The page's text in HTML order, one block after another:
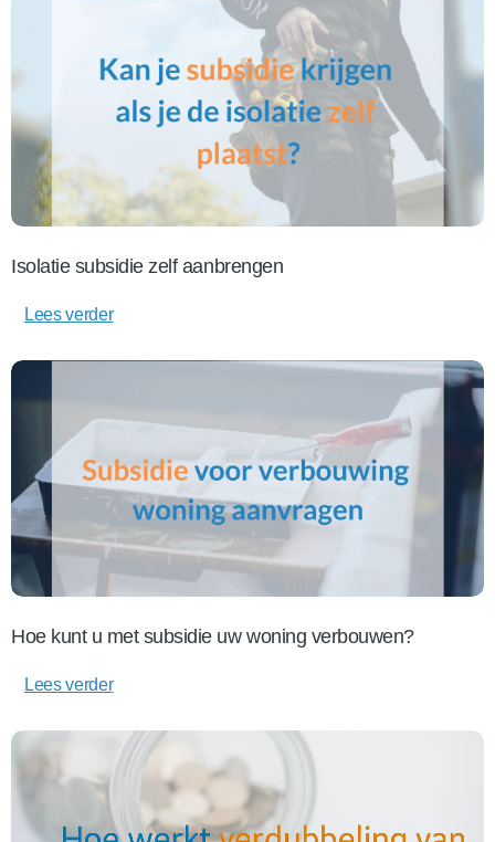
Isolatie subsidie zelf aanbrengen
Lees verder
Hoe kunt u met subsidie uw woning verbouwen?
Lees verder